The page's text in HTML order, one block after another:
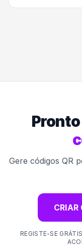
Gere códigos QR
CRIAR
REGISTE-SE